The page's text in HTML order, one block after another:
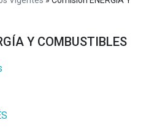
Y COMBUSTIBLES